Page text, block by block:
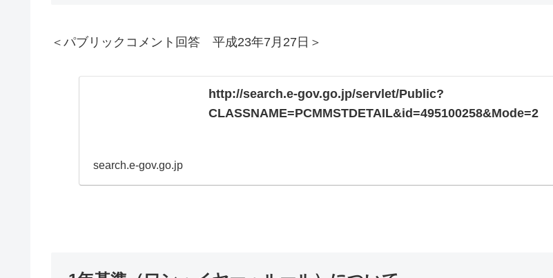
＜パブリックコメント回答 平成23年7月27日＞
http://search.e-gov.go.jp/servlet/Public?
CLASSNAME=PCMMSTDETAIL&id=495100258&Mode=2
search.e-gov.go.jp